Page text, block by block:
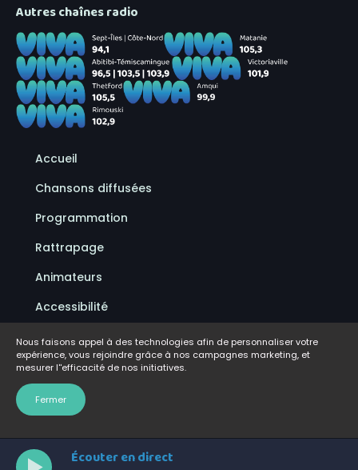
Écouter en direct
Autres chaînes radio
Accueil
Chansons diffusées
Programmation
Rattrapage
Animateurs
Accessibilité
Politique de confidentialité
Conditions d'utilisation
FAQ
Nous faisons appel à des technologies afin de personnaliser votre
expérience, vous rejoindre grâce à nos campagnes marketing, et
mesurer l''efficacité de nos initiatives.
Fermer